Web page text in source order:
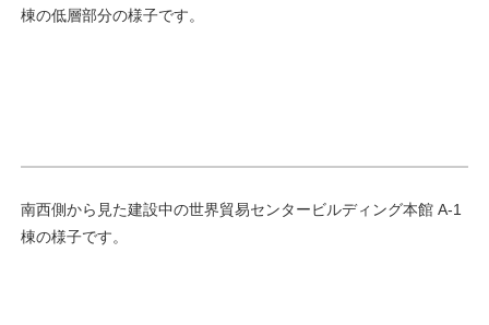
棟の低層部分の様子です。
南西側から見た建設中の世界貿易センタービルディング本館 A-1
棟の様子です。